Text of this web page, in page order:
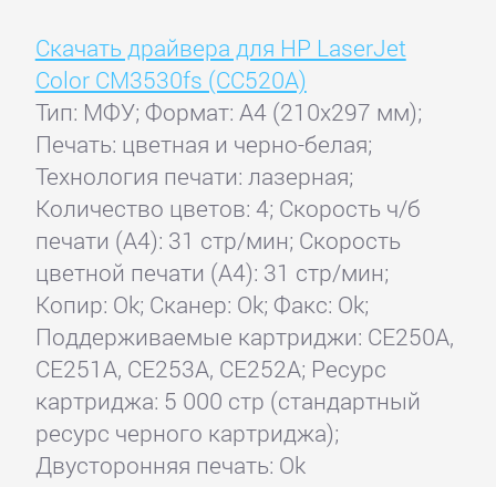
Скачать драйвера для HP LaserJet
Color CM3530fs (CC520A)
Тип: МФУ; Формат: A4 (210x297 мм);
Печать: цветная и черно-белая;
Технология печати: лазерная;
Количество цветов: 4; Скорость ч/б
печати (А4): 31 стр/мин; Скорость
цветной печати (А4): 31 стр/мин;
Копир: Ok; Сканер: Ok; Факс: Ok;
Поддерживаемые картриджи: CE250A,
CE251A, CE253A, CE252A; Ресурс
картриджа: 5 000 стр (стандартный
ресурс черного картриджа);
Двусторонняя печать: Ok